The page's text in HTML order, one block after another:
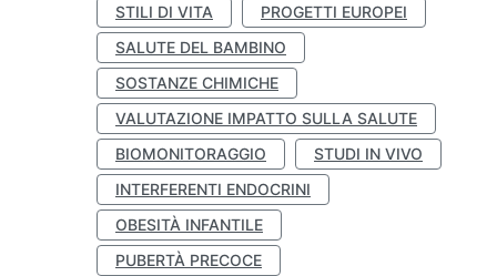
STILI DI VITA
PROGETTI EUROPEI
SALUTE DEL BAMBINO
SOSTANZE CHIMICHE
VALUTAZIONE IMPATTO SULLA SALUTE
BIOMONITORAGGIO
STUDI IN VIVO
INTERFERENTI ENDOCRINI
OBESITÀ INFANTILE
PUBERTÀ PRECOCE